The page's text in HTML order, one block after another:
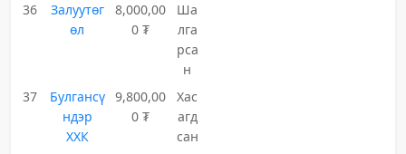
36
Залуутөг
өл
8,000,00
0 ₮
Ша
лга
рса
н
37
Булгансү
ндэр
ХХК
9,800,00
0 ₮
Хас
агд
сан